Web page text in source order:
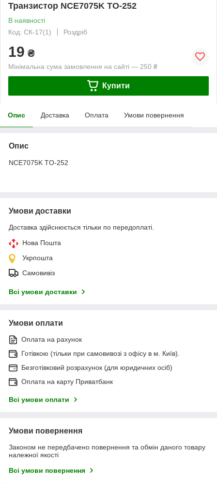
Транзистор NCE7075K TO-252
В наявності
Код: СК-17(1)
Роздріб
19 ₴
Мінімальна сума замовлення на сайті — 250 ₴
Купити
Опис Доставка Оплата Умови повернення
Опис
NCE7075K TO-252
Умови доставки
Доставка здійснюється тільки по передоплаті.
Нова Пошта
Укрпошта
Самовивіз
Всі умови доставки
Умови оплати
Оплата на рахунок
Готівкою (тільки при самовивозі з офісу в м. Київ).
Безготівковий розрахунок (для юридичних осіб)
Оплата на карту Приватбанк
Всі умови оплати
Умови повернення
Законом не передбачено повернення та обмін даного товару
належної якості
Всі умови повернення